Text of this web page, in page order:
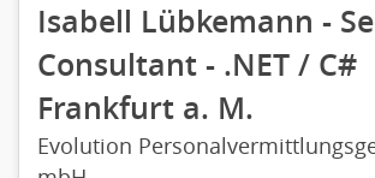
Isabell Lübkemann -
Consultant - .NET / C#
Frankfurt a. M.
Evolution